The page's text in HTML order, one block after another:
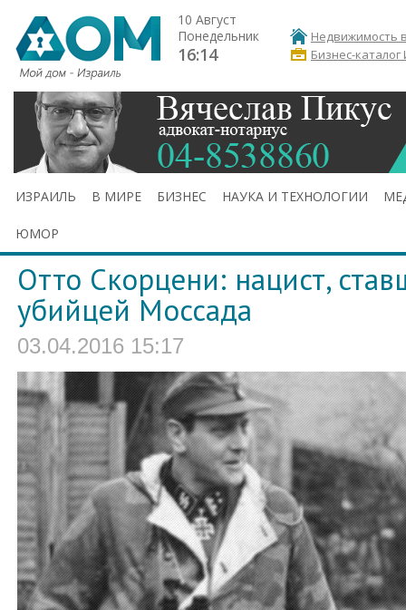
10 Август
Понедельник
16:14
Недвижимость
Бизнес-каталог
ИЗРАИЛЬ В МИРЕ БИЗНЕС НАУКА И ТЕХНОЛОГИИ
ЮМОР
Отто Скорцени: нацист,
убийцей Моссада
03.04.2016 15:17